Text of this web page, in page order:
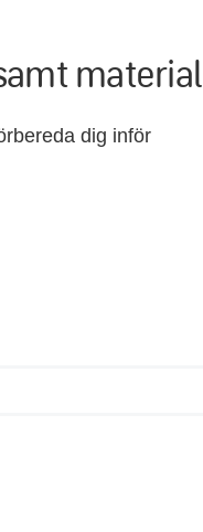
material
dig inför